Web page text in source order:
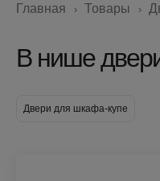
Главная Товары
В нише
Двери для шкафа-купе